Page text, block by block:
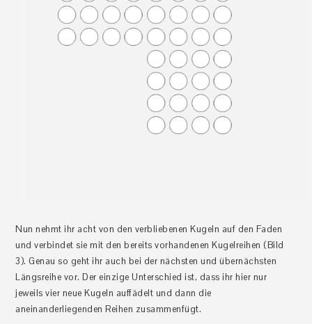
Nun nehmt ihr acht von den verbliebenen Kugeln auf den Faden
und verbindet sie mit den bereits vorhandenen Kugelreihen (Bild
3). Genau so geht ihr auch bei der nächsten und übernächsten
Längsreihe vor. Der einzige Unterschied ist, dass ihr hier nur
jeweils vier neue Kugeln auffädelt und dann die
aneinanderliegenden Reihen zusammenfügt.